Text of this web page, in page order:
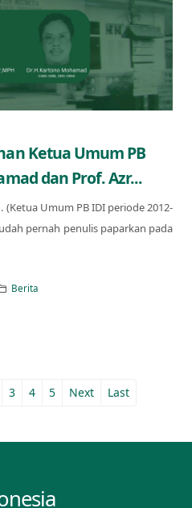
Ketua Umum PB
dan Prof. Azr...
(Ketua Umum PB IDI periode 2012-
pernah penulis paparkan pada
Berita
3 4 5 Next Last